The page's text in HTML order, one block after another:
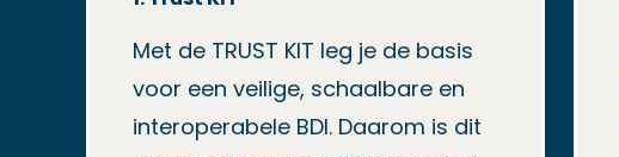
Met de TRUST KIT leg je de basis
voor een veilige, schaalbare en
interoperabele BDI. Daarom is dit